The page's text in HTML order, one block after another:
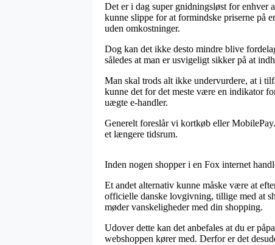
Det er i dag super gnidningsløst for enhver
kunne slippe for at formindske priserne på
uden omkostninger.
Dog kan det ikke desto mindre blive
således at man er usvigeligt sikker på at
Man skal trods alt ikke undervurdere, at i
kunne det for det meste være en indikator
uægte e-handler.
Generelt foreslår vi kortkøb eller
et længere tidsrum.
Inden nogen shopper i en Fox internet
Et andet alternativ kunne måske være at
officielle danske lovgivning, tillige med at
møder vanskeligheder med din shopping.
Udover dette kan det anbefales at du er
webshoppen kører med. Derfor er det